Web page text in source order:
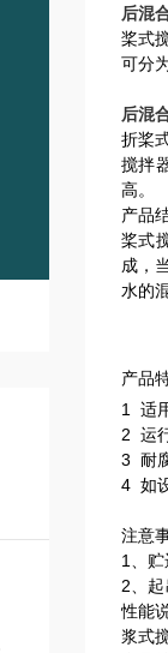
后混
桨式
可分
后混
折桨
搅拌
高。
产品
桨式
成，
水的
产品
1 适
2 运
3 耐
4 如
注意
1 、
2、
性能
浆式